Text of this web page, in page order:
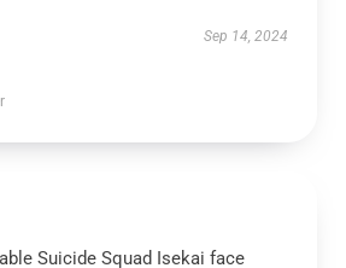
Sep 14, 2024
Suicide Squad Isekai face